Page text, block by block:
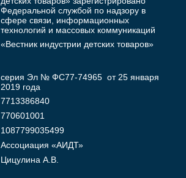
Федеральной службой по надзору в
сфере связи, информационных
технологий и массовых коммуникаций
«Вестник индустрии детских товаров»
серия Эл № ФС77-74965 от 25 января
2019 года
7713386840
770601001
1087799035499
Ассоциация «АИДТ»
Цицулина А.В.